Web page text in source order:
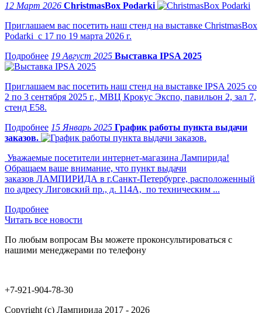
12 Март 2026 ChristmasBox Podarki
Приглашаем вас посетить наш стенд на выставке ChristmasBox
Podarki с 17 по 19 марта 2026 г.
19 Август 2025 Выставка IPSA 2025
Приглашаем вас посетить наш стенд на выставке IPSA 2025 со
2 по 3 сентября 2025 г., МВЦ Крокус Экспо, павильон 2, зал 7,
стенд Е58.
15 Январь 2025 График работы пункта выдачи
заказов.
Уважаемые посетители интернет-магазина Лампирида!
Обращаем ваше внимание, что пункт выдачи
заказов ЛАМПИРИДА в г.Санкт-Петербурге, расположенный
по адресу Лиговский пр., д. 114А, по техническим ...
Читать все новости
По любым вопросам Вы можете проконсультироваться с
нашими менеджерами по телефону
+7-921-904-78-30
Copyright (c) Лампирида 2017 - 2026